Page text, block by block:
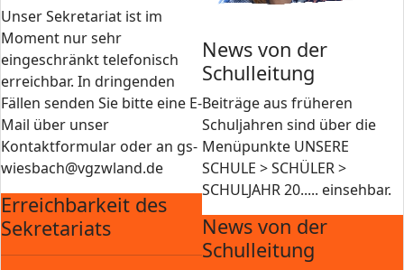
Unser Sekretariat ist im
Moment nur sehr
eingeschränkt telefonisch
erreichbar. In dringenden
Fällen senden Sie bitte eine E-
Mail über unser
Kontaktformular oder an gs-
wiesbach@vgzwland.de
Erreichbarkeit des
Sekretariats
News von der
Schulleitung
Beiträge aus früheren
Schuljahren sind über die
Menüpunkte UNSERE
SCHULE > SCHÜLER >
SCHULJAHR 20..... einsehbar.
News von der
Schulleitung